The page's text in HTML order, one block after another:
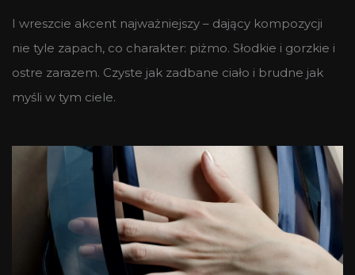
I wreszcie akcent najważniejszy – dający kompozycji
nie tyle zapach, co charakter: piżmo. Słodkie i gorzkie i
ostre zarazem. Czyste jak zadbane ciało i brudne jak
myśli w tym ciele.